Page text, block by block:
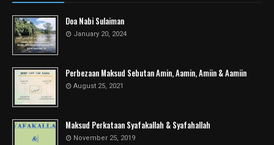
Doa Nabi Sulaiman
January 20, 2024
Perbezaan Maksud Sebutan Amin, Aamin, Amiin & Aamiin
August 25, 2021
Maksud Perkataan Syafakallah & Syafahallah
November 25, 2019